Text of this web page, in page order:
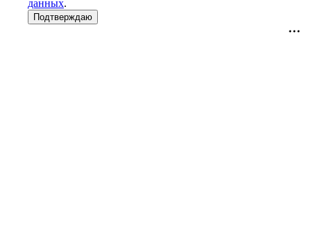
данных.
Подтверждаю